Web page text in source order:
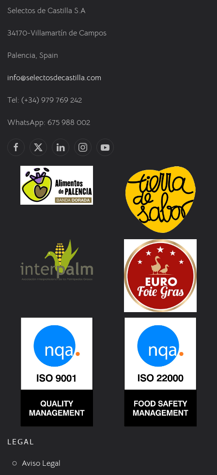
Selectos de Castilla S.A
34170-Villamartín de Campos
Palencia, Spain
info@selectosdecastilla.com
Tel: (+34) 979 769 242
WhatsApp: 675 988 002
LEGAL
Aviso Legal